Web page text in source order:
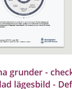
grunder -
lägesbild -